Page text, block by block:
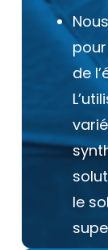
de
le